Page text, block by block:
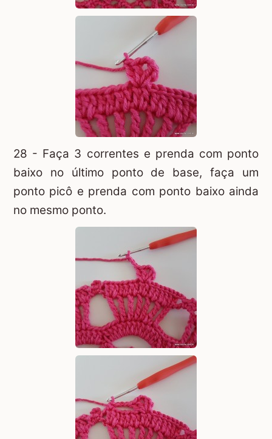
28 - Faça 3 correntes e prenda com ponto
baixo no último ponto de base, faça um
ponto picô e prenda com ponto baixo ainda
no mesmo ponto.